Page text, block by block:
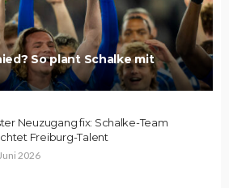
So plant Schalke mit
Neuzugang fix: Schalke-Team
Freiburg-Talent
2026